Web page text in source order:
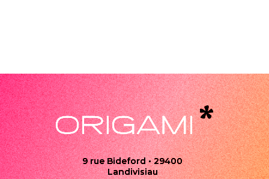
9 rue Bideford • 29400
Landivisiau